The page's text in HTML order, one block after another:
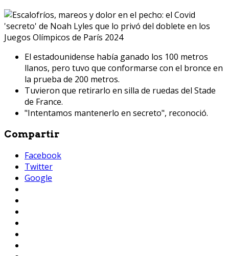
El estadounidense había ganado los 100 metros
llanos, pero tuvo que conformarse con el bronce en
la prueba de 200 metros.
Tuvieron que retirarlo en silla de ruedas del Stade
de France.
"Intentamos mantenerlo en secreto", reconoció.
Compartir
Facebook
Twitter
Google